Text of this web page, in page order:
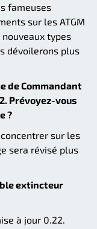
fameuses
sur les ATGM
types
dévoilerons plus
de Commandant
Prévoyez-vous
?
sur les
sera révisé plus
extincteur
à jour 0.22.